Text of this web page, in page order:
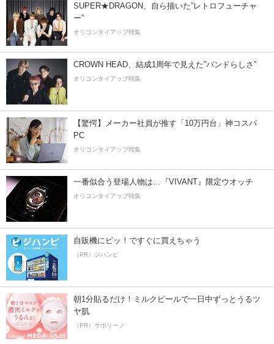
SUPER★DRAGON、自ら描いた”レトロフューチャ
ー”
オリコンタイアップ特集
CROWN HEAD、結成1周年で見えた”バンドらしさ”
オリコンタイアップ特集
【驚愕】メーカー社員が推す「10万円台」神コスパ
PC
オリコンタイアップ特集
一番似合う登場人物は…『VIVANT』限定ウオッチ
オリコンタイアップ特集
自販機にピッ！ですぐに買えちゃう
（PR）ジハンピ
朝1分貼るだけ！ミルクピールで一日中ずっとうるツ
ヤ肌
（PR）サボリーノ